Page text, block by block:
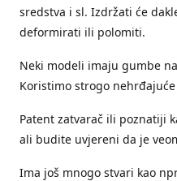
sredstva i sl. Izdržati će
deformirati ili polomiti.
Neki modeli imaju gumbe
Koristimo strogo
Patent zatvarač ili poznatiji
ali budite uvjereni da je
Ima još mnogo stvari kao